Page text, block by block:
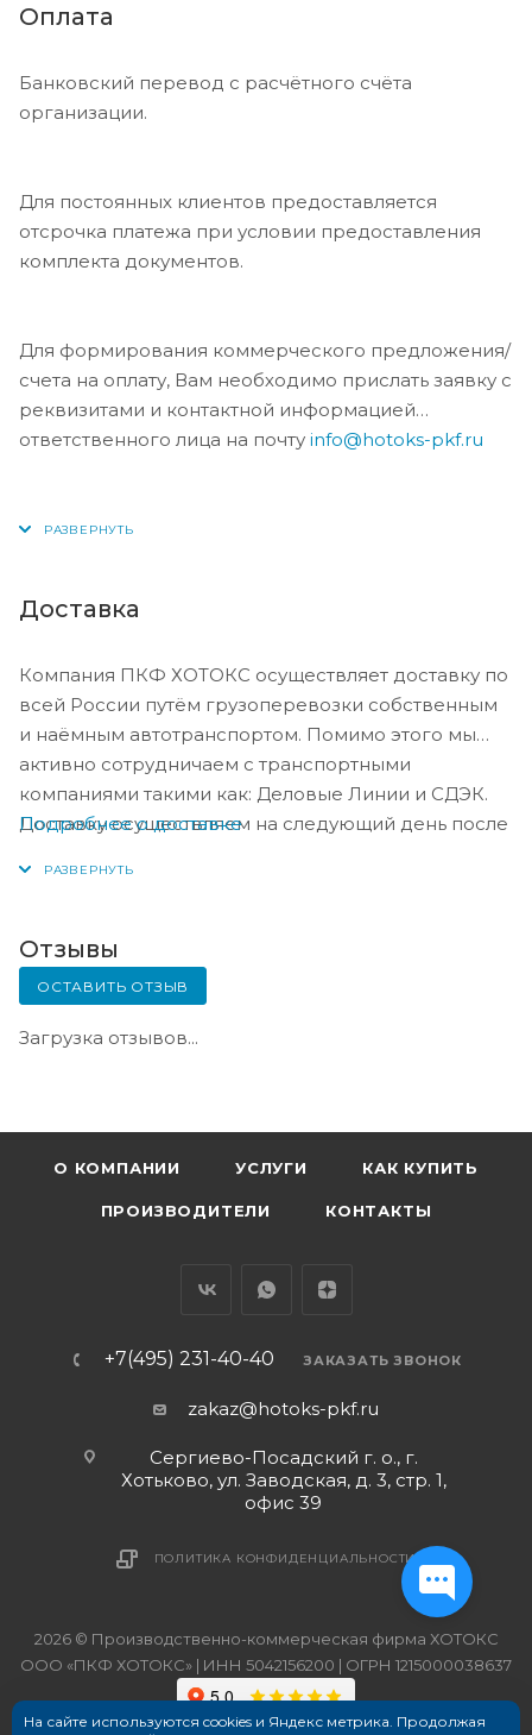
Оплата
Банковский перевод с расчётного счёта
организации.
Для постоянных клиентов предоставляется
отсрочка платежа при условии предоставления
комплекта документов.
Для формирования коммерческого предложения/
счета на оплату, Вам необходимо прислать заявку с
реквизитами и контактной информацией
ответственного лица на почту info@hotoks-pkf.ru
Доставка
Компания ПКФ ХОТОКС осуществляет доставку по
всей России путём грузоперевозки собственным
и наёмным автотранспортом. Помимо этого мы
активно сотрудничаем с транспортными
компаниями такими как: Деловые Линии и СДЭК.
Доставку осуществляем на следующий день после
Подробнее о доставке
Отзывы
ОСТАВИТЬ ОТЗЫВ
Загрузка отзывов...
О КОМПАНИИ УСЛУГИ КАК КУПИТЬ
ПРОИЗВОДИТЕЛИ КОНТАКТЫ
+7(495) 231-40-40 ЗАКАЗАТЬ ЗВОНОК
zakaz@hotoks-pkf.ru
Сергиево-Посадский г. о., г.
Хотьково, ул. Заводская, д. 3, стр. 1,
офис 39
ПОЛИТИКА КОНФИДЕНЦИАЛЬНОСТИ
2026 © Производственно-коммерческая фирма ХОТОКС
ООО «ПКФ ХОТОКС» | ИНН 5042156200 | ОГРН 1215000038637
На сайте используются cookies и Яндекс метрика. Продолжая